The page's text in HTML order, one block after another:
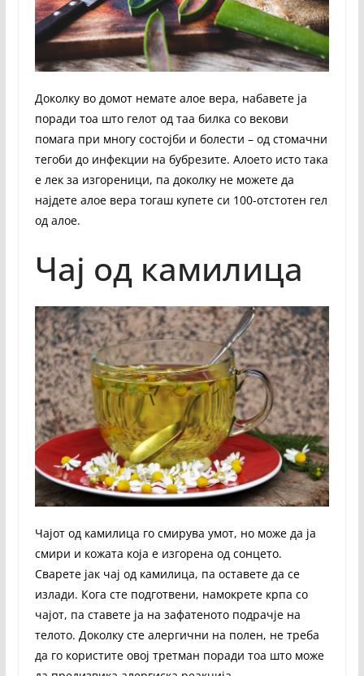
Доколку во домот немате алое вера, набавете ја
поради тоа што гелот од таа билка со векови
помага при многу состојби и болести – од стомачни
тегоби до инфекции на бубрезите. Алоето исто така
е лек за изгореници, па доколку не можете да
најдете алое вера тогаш купете си 100-отстотен гел
од алое.
Чај од камилица
Чајот од камилица го смирува умот, но може да ја
смири и кожата која е изгорена од сонцето.
Сварете јак чај од камилица, па оставете да се
излади. Кога сте подготвени, намокрете крпа со
чајот, па ставете ја на зафатеното подрачје на
телото. Доколку сте алергични на полен, не треба
да го користите овој третман поради тоа што може